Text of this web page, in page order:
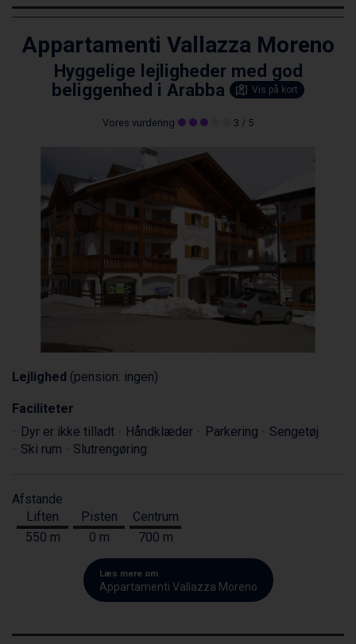
Appartamenti Vallazza Moreno
Hyggelige lejligheder med god
beliggenhed i Arabba
Vis på kort
Vores vurdering 3 / 5
Lejlighed (pension: ingen)
Faciliteter
Dyr er ikke tilladt
Håndklæder Parkering
Sengetøj
Ski rum
Slutrengøring
Afstande
Liften
550 m
Pisten
0 m
Centrum
700 m
Læs mere om
Appartamenti Vallazza Moreno